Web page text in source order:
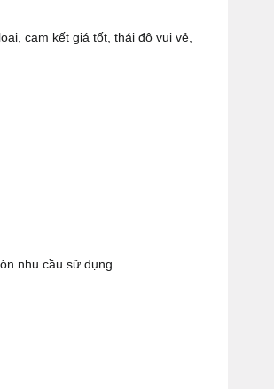
cam kết giá tốt, thái độ vui vẻ,
nhu cầu sử dụng.